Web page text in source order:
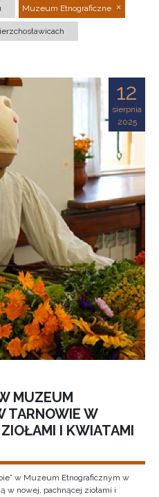
Muzeum Etnograficzne
12
sierpnia
2025
MUZEUM
TARNOWIE W
I KWIATAMI
w Muzeum Etnograficznym w
w nowej, pachnącej ziołami i